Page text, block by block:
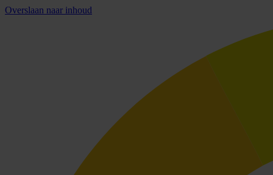
Overslaan naar inhoud